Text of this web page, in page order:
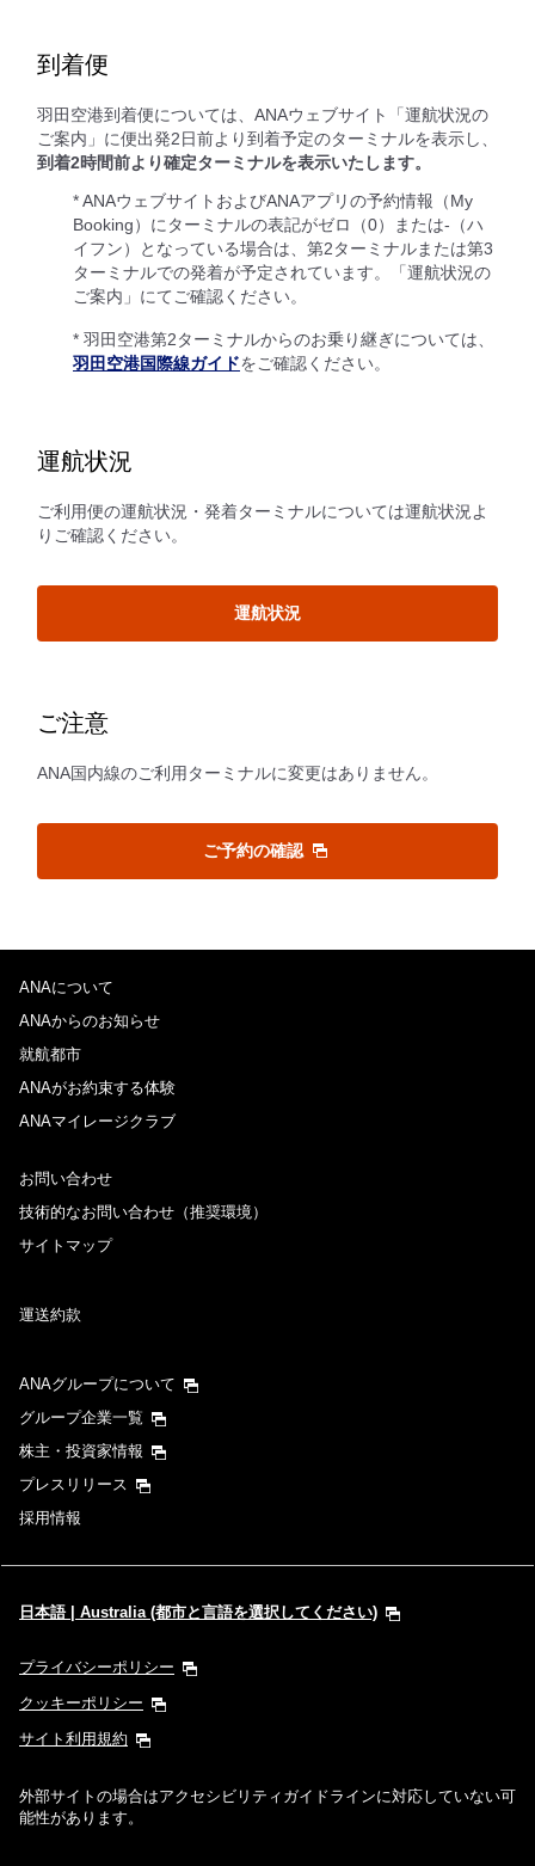
到着便
羽田空港到着便については、ANAウェブサイト「運航状況の
ご案内」に便出発2日前より到着予定のターミナルを表示し、
到着2時間前より確定ターミナルを表示いたします。
* ANAウェブサイトおよびANAアプリの予約情報（My
Booking）にターミナルの表記がゼロ（0）または‐（ハ
イフン）となっている場合は、第2ターミナルまたは第3
ターミナルでの発着が予定されています。「運航状況の
ご案内」にてご確認ください。
* 羽田空港第2ターミナルからのお乗り継ぎについては、
羽田空港国際線ガイドをご確認ください。
運航状況
ご利用便の運航状況・発着ターミナルについては運航状況よ
りご確認ください。
運航状況
ご注意
ANA国内線のご利用ターミナルに変更はありません。
ご予約の確認
ANAについて
ANAからのお知らせ
就航都市
ANAがお約束する体験
ANAマイレージクラブ
お問い合わせ
技術的なお問い合わせ（推奨環境）
サイトマップ
運送約款
ANAグループについて
グループ企業一覧
株主・投資家情報
プレスリリース
採用情報
日本語 | Australia (都市と言語を選択してください)
プライバシーポリシー
クッキーポリシー
サイト利用規約
外部サイトの場合はアクセシビリティガイドラインに対応していない可
能性があります。